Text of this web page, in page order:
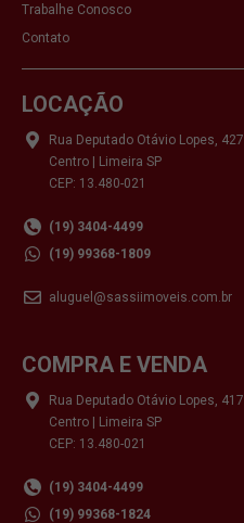
Trabalhe Conosco
Contato
LOCAÇÃO
Rua Deputado Otávio Lopes, 427
Centro | Limeira SP
CEP: 13.480-021
(19) 3404-4499
(19) 99368-1809
aluguel@sassiimoveis.com.br
COMPRA E VENDA
Rua Deputado Otávio Lopes, 417
Centro | Limeira SP
CEP: 13.480-021
(19) 3404-4499
(19) 99368-1824